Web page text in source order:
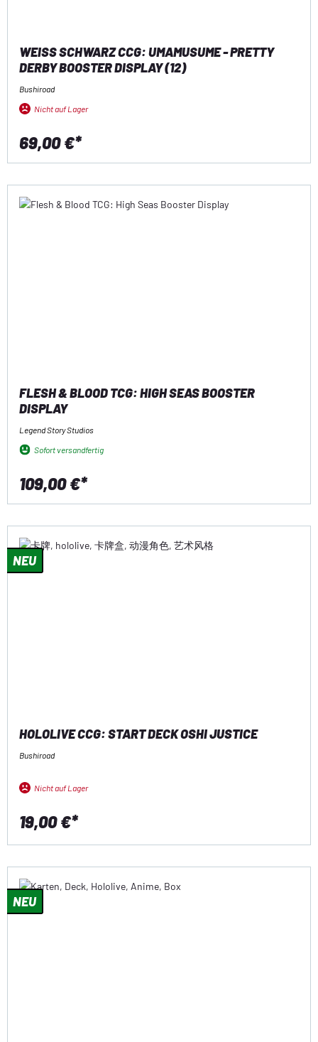
WEISS SCHWARZ CCG: UMAMUSUME - PRETTY D
ERBY BOOSTER DISPLAY (12)
Bushiroad
Nicht auf Lager
69,00 €*
FLESH & BLOOD TCG: HIGH SEAS BOOSTER
DISPLAY
Legend Story Studios
Sofort versandfertig
109,00 €*
NEU
HOLOLIVE CCG: START DECK OSHI JUSTICE
Bushiroad
Nicht auf Lager
19,00 €*
NEU